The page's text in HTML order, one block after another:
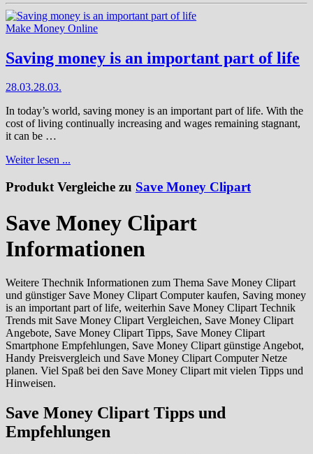
Make Money Online
Saving money is an important part of life
28.03.28.03.
In today’s world, saving money is an important part of life. With the
cost of living continually increasing and wages remaining stagnant,
it can be …
Weiter lesen ...
Produkt Vergleiche zu Save Money Clipart
Save Money Clipart
Informationen
Weitere Thechnik Informationen zum Thema Save Money Clipart
und günstiger Save Money Clipart Computer kaufen, Saving money
is an important part of life, weiterhin Save Money Clipart Technik
Trends mit Save Money Clipart Vergleichen, Save Money Clipart
Angebote, Save Money Clipart Tipps, Save Money Clipart
Smartphone Empfehlungen, Save Money Clipart günstige Angebot,
Handy Preisvergleich und Save Money Clipart Computer Netze
planen. Viel Spaß bei den Save Money Clipart mit vielen Tipps und
Hinweisen.
Save Money Clipart Tipps und
Empfehlungen